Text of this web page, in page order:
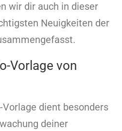
wir dir auch in dieser
Neuigkeiten der
Vorlage von
dient besonders
deiner